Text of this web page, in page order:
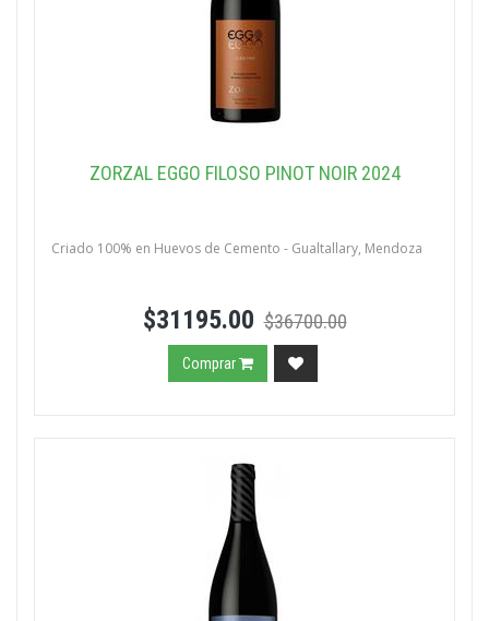
ZORZAL EGGO FILOSO PINOT NOIR 2024
Criado 100% en Huevos de Cemento - Gualtallary, Mendoza
$31195.00 $36700.00
Comprar